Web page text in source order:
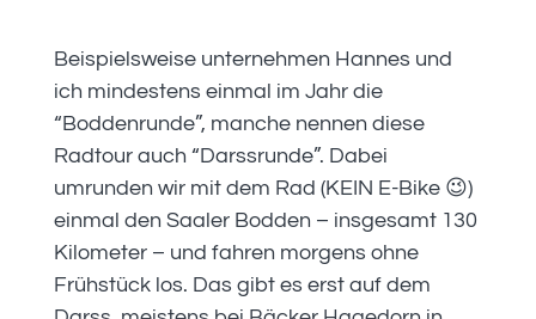
Beispielsweise unternehmen Hannes und
ich mindestens einmal im Jahr die
“Boddenrunde”, manche nennen diese
Radtour auch “Darssrunde”. Dabei
umrunden wir mit dem Rad (KEIN E-Bike 😉)
einmal den Saaler Bodden – insgesamt 130
Kilometer – und fahren morgens ohne
Frühstück los. Das gibt es erst auf dem